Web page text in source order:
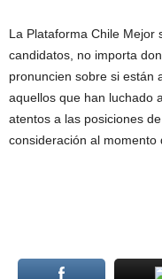
La Plataforma Chile Mejor
candidatos, no importa
pronuncien sobre si están
aquellos que han luchado
atentos a las posiciones
consideración al momento